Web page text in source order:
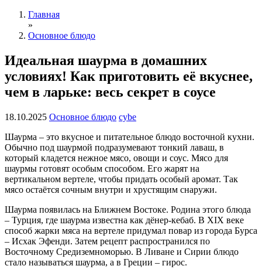
Главная
»
Основное блюдо
Идеальная шаурма в домашних
условиях! Как приготовить её вкуснее,
чем в ларьке: весь секрет в соусе
18.10.2025 Основное блюдо cybe
Шаурма – это вкусное и питательное блюдо восточной кухни.
Обычно под шаурмой подразумевают тонкий лаваш, в
который кладется нежное мясо, овощи и соус. Мясо для
шаурмы готовят особым способом. Его жарят на
вертикальном вертеле, чтобы придать особый аромат. Так
мясо остаётся сочным внутри и хрустящим снаружи.
Шаурма появилась на Ближнем Востоке. Родина этого блюда
– Турция, где шаурма известна как дёнер-кебаб. В XIX веке
способ жарки мяса на вертеле придумал повар из города Бурса
– Исхак Эфенди. Затем рецепт распространился по
Восточному Средиземноморью. В Ливане и Сирии блюдо
стало называться шаурма, а в Греции – гирос.